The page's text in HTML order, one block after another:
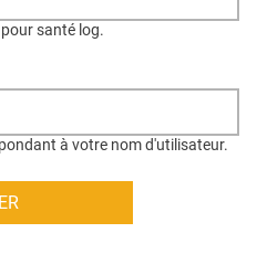
santé log.
à votre nom d'utilisateur.